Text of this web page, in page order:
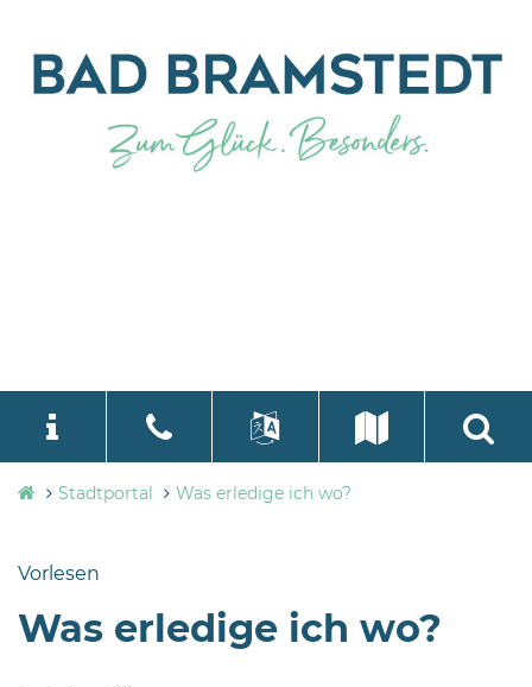
Stadtverwaltung
Bramstedt
19
language
Select Language
Stadtportal Was erledige ich wo?
Vorlesen
Was erledige ich wo?